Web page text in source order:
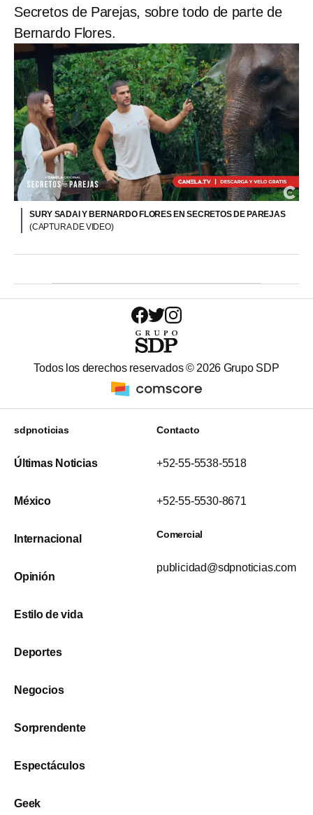
Secretos de Parejas, sobre todo de parte de
Bernardo Flores.
SURY SADAI Y BERNARDO FLORES EN SECRETOS DE PAREJAS
(CAPTURA DE VIDEO)
Todos los derechos reservados © 2026 Grupo SDP
sdpnoticias
Últimas Noticias
México
Internacional
Opinión
Estilo de vida
Deportes
Negocios
Sorprendente
Espectáculos
Geek
Contacto
+52-55-5538-5518
+52-55-5530-8671
Comercial
publicidad@sdpnoticias.com